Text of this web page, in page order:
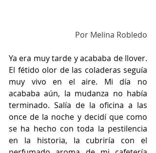
Por Melina Robledo
Ya era muy tarde y acababa de llover.
El fétido olor de las coladeras seguía
muy vivo en el aire. Mi día no
acababa aún, la mudanza no había
terminado. Salía de la oficina a las
once de la noche y decidí que como
se ha hecho con toda la pestilencia
en la historia, la cubriría con el